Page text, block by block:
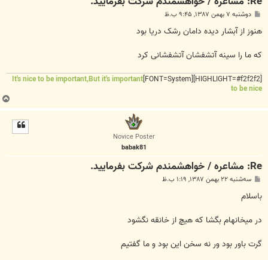
پ
ت
دوشنبه ۷ بهمن ۱۳۸۷, ۹:۴۵ ب.ظ
هنوز از آبشار دیده دامان رشک دریا بود
که ما را سینه آتشفشان آتشفشانی کرد
It's nice to be important,But it's important
to be nice
ب
ا
Novice Poster
babak81
Re: مشاعره / خواهشمندم شرکت بفرماييد.
پ
ت
سه‌شنبه ۲۲ بهمن ۱۳۸۷, ۱:۱۹ ب.ظ
باسلام
در میخانه​ام بگشا که هیچ از خانقه نگشود
گرت باور بود ور نه سخن این بود و ما گفتیم